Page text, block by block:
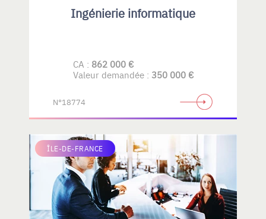
Ingénierie informatique
CA : 862 000 €
Valeur demandée : 350 000 €
N°18774
ÎLE-DE-FRANCE